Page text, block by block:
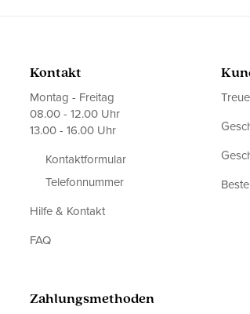
Kontakt
Montag - Freitag
08.00 - 12.00 Uhr
13.00 - 16.00 Uhr
Kontaktformular
Telefonnummer
Hilfe & Kontakt
FAQ
Zahlungsmethoden